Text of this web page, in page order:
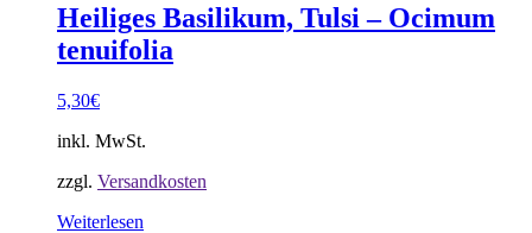
Heiliges Basilikum, Tulsi – Ocimum
tenuifolia
5,30€
inkl. MwSt.
zzgl. Versandkosten
Weiterlesen